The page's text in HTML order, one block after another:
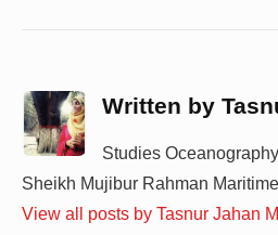
Written by
Studies
Sheikh Mujibur Rahman
View all posts by Tasnur Jahan